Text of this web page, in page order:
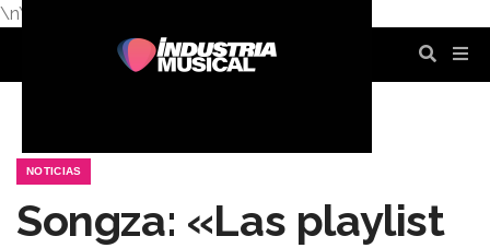
\n\n
NOTICIAS
Songza: «Las playlist